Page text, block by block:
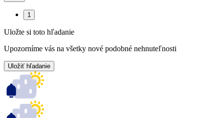
1
Uložte si toto hľadanie
Upozorníme vás na všetky nové podobné nehnuteľnosti
Uložiť hľadanie